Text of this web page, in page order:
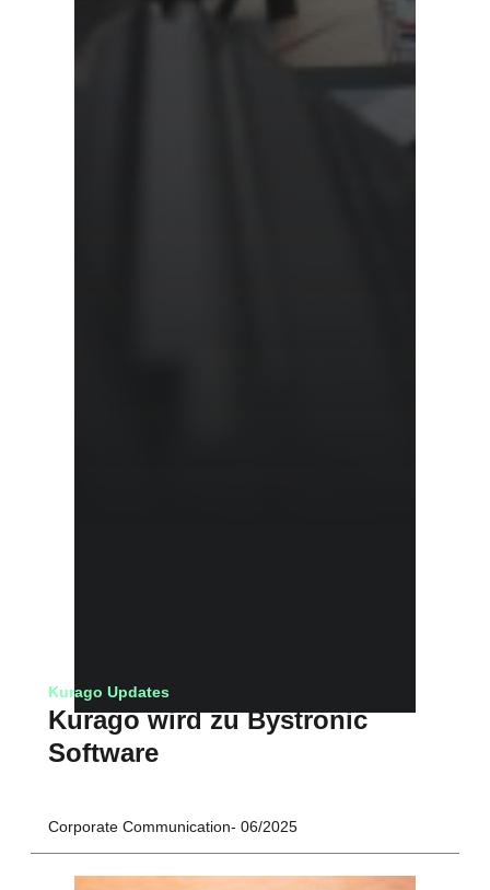
Kurago Updates
Kurago wird zu Bystronic
Software
Corporate Communication 06/2025